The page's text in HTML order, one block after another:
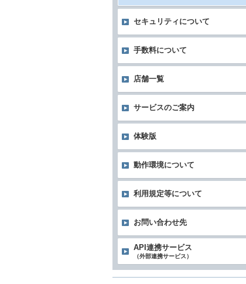
セキュリティについて
手数料について
店舗一覧
サービスのご案内
体験版
動作環境について
利用規定等について
お問い合わせ先
API連携サービス
（外部連携サービス）